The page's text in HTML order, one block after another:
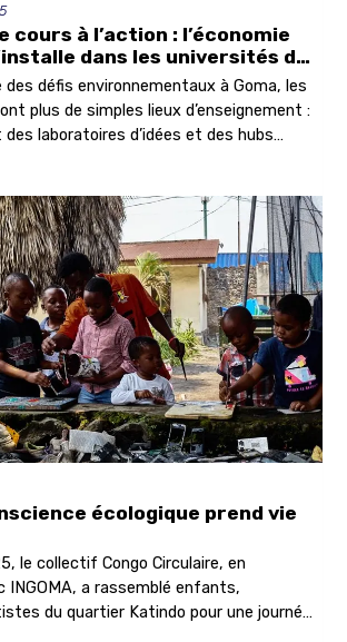
cours à l’action : l’économie
dans les universités de
des défis environnementaux à Goma, les
plus de simples lieux d’enseignement :
laboratoires d’idées et des hubs
sensibilisation qui ont mobilisé
et acteurs locaux autour de la
et des opportunités de l’économie
écologique prend vie
le collectif Congo Circulaire, en
INGOMA, a rassemblé enfants,
du quartier Katindo pour une journée